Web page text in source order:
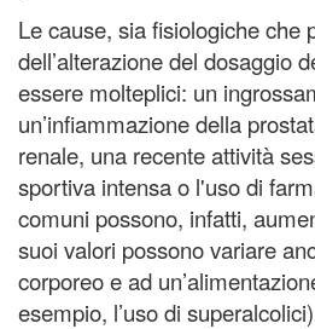
Le cause, sia fisiologiche che
dell’alterazione del dosaggio
essere molteplici: un
un’infiammazione della
renale, una recente attività
sportiva intensa o l'uso di
comuni possono, infatti,
suoi valori possono variare
corporeo e ad
esempio, l’uso di